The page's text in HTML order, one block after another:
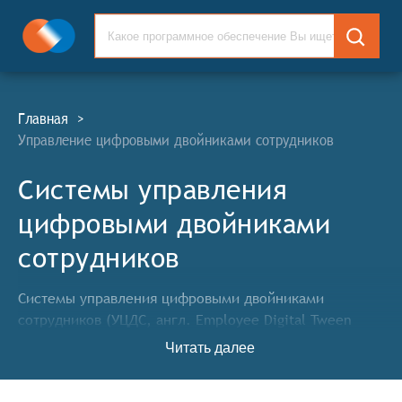
Главная >
Управление цифровыми двойниками сотрудников
Системы управления
цифровыми двойниками
сотрудников
Системы управления цифровыми двойниками
сотрудников (УЦДС, англ. Employee Digital Tween
Management Systems, EDT) представляют собой
искусственного интеллекта для создания цифровых
Читать далее